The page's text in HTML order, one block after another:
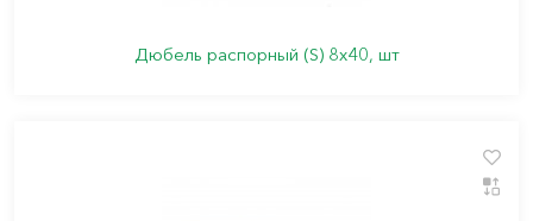
Дюбель распорный (S) 8х40, шт